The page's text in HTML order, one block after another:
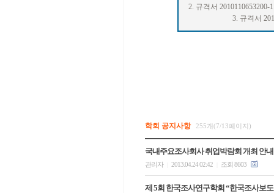
2. 규격서 2010110653200-1
3. 규격서
학회 공지사항 255개(7/13페이지)
국내주요조사회사 취업박람회 개최 안내
관리자 2013.04.24 02:42 조회 8603
제 5회 한국조사연구학회 “한국조사보도